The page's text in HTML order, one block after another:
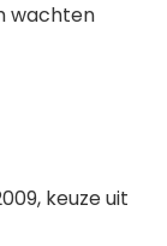
wachten
keuze uit